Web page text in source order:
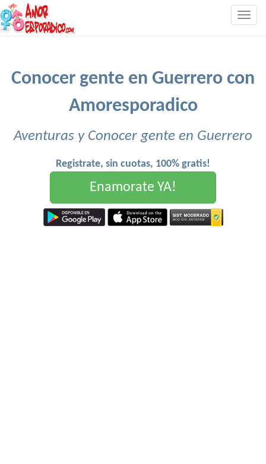
Conocer gente en Guerrero con
Amoresporadico
Aventuras y Conocer gente en Guerrero
Registrate, sin cuotas, 100% gratis!
Enamorate YA!